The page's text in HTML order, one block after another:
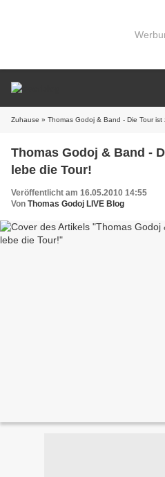
Zuhause » Thomas Godoj & Band - Die Tour
Thomas Godoj & Band -
lebe die Tour!
Veröffentlicht am 16.05.2010 14:55
Von Thomas Godoj LIVE Blog